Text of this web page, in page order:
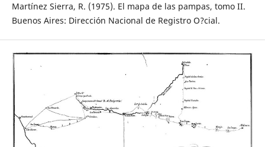
Martínez Sierra, R. (1975). El mapa de las pampas, tomo II.
Buenos Aires: Dirección Nacional de Registro O?cial.